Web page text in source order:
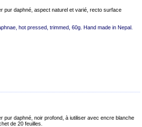
pur daphné, aspect naturel et varié, recto surface
hot pressed, trimmed, 60g. Hand made in Nepal.
pur daphné, noir profond, à iutiliser avec encre blanche
de 20 feuilles.